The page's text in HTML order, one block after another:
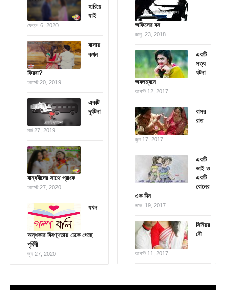
হারিয়ে
যাই
ফেব্রু. 6, 2020
বাসায়
কখন
ফিরবা?
আগস্ট 20, 2019
একটি
দূর্ঘটনা
মার্চ 27, 2019
বান্ধবীদের সাথে প্রাংক
আগস্ট 27, 2020
যখন
অন্ধকার বিষণ্ণতায় ঢেকে গেছে
পৃথিবী
জুন 27, 2020
অফিসের বস
জানু. 23, 2018
একটি
সত্য
ঘটনা
অবলম্বনে
আগস্ট 12, 2017
বাসর
রাত
জুন 17, 2017
একটি
ভাই ও
একটি
বোনের
এক দিন
নভে. 19, 2017
সিনিয়র
বৌ
আগস্ট 11, 2017